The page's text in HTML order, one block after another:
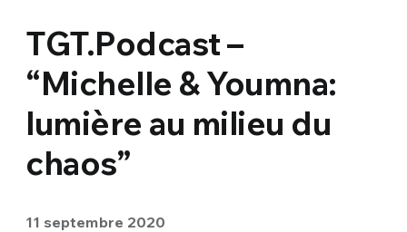
TGT.Podcast –
“Michelle & Youmna:
lumière au milieu du
chaos”
11 septembre 2020